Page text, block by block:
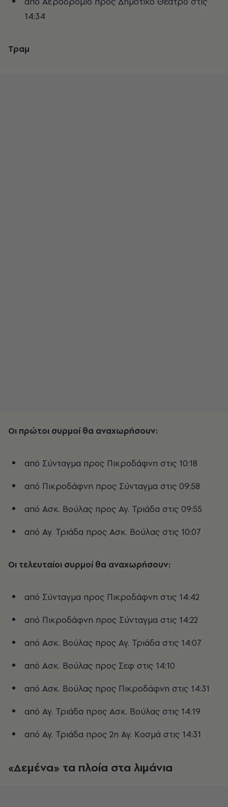
14:34
Τραμ
Οι πρώτοι συρμοί θα αναχωρήσουν:
από Σύνταγμα προς Πικροδάφνη στις 10:18
από Πικροδάφνη προς Σύνταγμα στις 09:58
από Ασκ. Βούλας προς Αγ. Τριάδα στις 09:55
από Αγ. Τριάδα προς Ασκ. Βούλας στις 10:07
Οι τελευταίοι συρμοί θα αναχωρήσουν:
από Σύνταγμα προς Πικροδάφνη στις 14:42
από Πικροδάφνη προς Σύνταγμα στις 14:22
από Ασκ. Βούλας προς Αγ. Τριάδα στις 14:07
από Ασκ. Βούλας προς Σεφ στις 14:10
από Ασκ. Βούλας προς Πικροδάφνη στις 14:31
από Αγ. Τριάδα προς Ασκ. Βούλας στις 14:19
από Αγ. Τριάδα προς 2η Αγ. Κοσμά στις 14:31
«Δεμένα» τα πλοία στα λιμάνια